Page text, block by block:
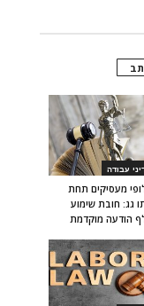
עבודה
מעסיקים תחת
גג: חובת שימוע
הודעה מוקדמת